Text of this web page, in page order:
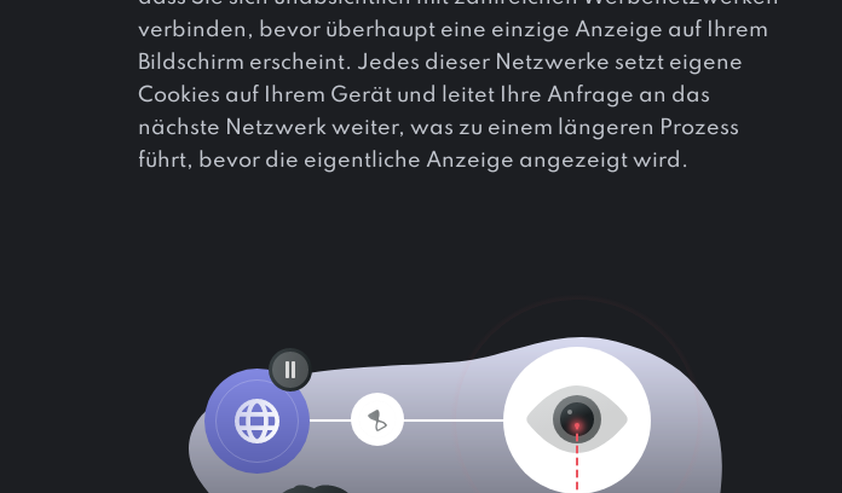
verbinden, bevor überhaupt eine einzige Anzeige auf Ihrem
Bildschirm erscheint. Jedes dieser Netzwerke setzt eigene
Cookies auf Ihrem Gerät und leitet Ihre Anfrage an das
nächste Netzwerk weiter, was zu einem längeren Prozess
führt, bevor die eigentliche Anzeige angezeigt wird.